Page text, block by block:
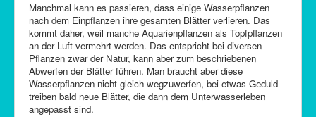
Manchmal kann es passieren, dass einige Wasserpflanzen
nach dem Einpflanzen ihre gesamten Blätter verlieren. Das
kommt daher, weil manche Aquarienpflanzen als Topfpflanzen
an der Luft vermehrt werden. Das entspricht bei diversen
Pflanzen zwar der Natur, kann aber zum beschriebenen
Abwerfen der Blätter führen. Man braucht aber diese
Wasserpflanzen nicht gleich wegzuwerfen, bei etwas Geduld
treiben bald neue Blätter, die dann dem Unterwasserleben
angepasst sind.